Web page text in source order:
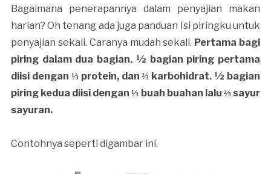
Bagaimana penerapannya dalam penyajian makan
harian? Oh tenang ada juga panduan Isi piringku untuk
penyajian sekali. Caranya mudah sekali. Pertama bagi
piring dalam dua bagian. ½ bagian piring pertama
diisi dengan ⅓ protein, dan ⅔ karbohidrat. ½ bagian
piring kedua diisi dengan ⅓ buah buahan lalu ⅔ sayur
sayuran.
Contohnya seperti digambar ini.